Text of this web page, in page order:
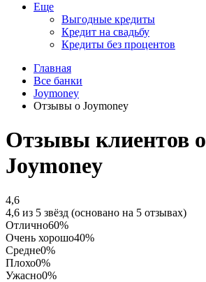
Еще
Выгодные кредиты
Кредит на свадьбу
Кредиты без процентов
Главная
Все банки
Joymoney
Отзывы о Joymoney
Отзывы клиентов о
Joymoney
4,6
4,6 из 5 звёзд (основано на 5 отзывах)
Отлично60%
Очень хорошо40%
Средне0%
Плохо0%
Ужасно0%